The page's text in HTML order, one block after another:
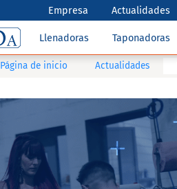
Empresa Actualidades
Llenadoras Taponadoras
Página de inicio Actualidades